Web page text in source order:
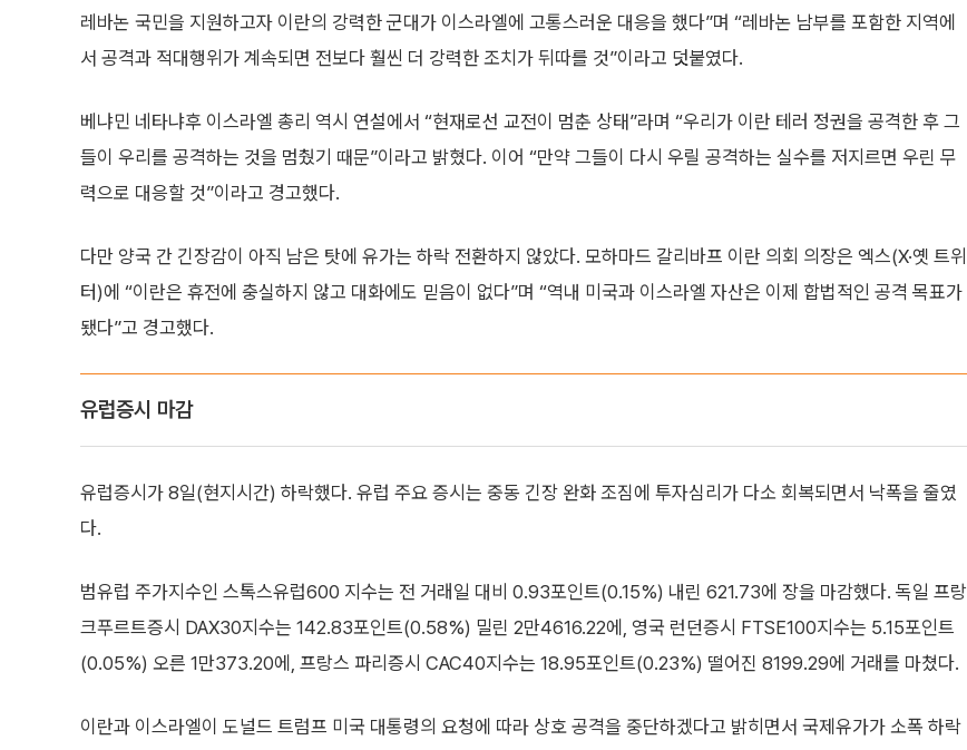
레바논 국민을 지원하고자 이란의 강력한 군대가 이스라엘에 고통스러운 대응을 했다”며 “레바논 남부를 포함한 지역에
서 공격과 적대행위가 계속되면 전보다 훨씬 더 강력한 조치가 뒤따를 것”이라고 덧붙였다.
베냐민 네타냐후 이스라엘 총리 역시 연설에서 “현재로선 교전이 멈춘 상태”라며 “우리가 이란 테러 정권을 공격한 후 그
들이 우리를 공격하는 것을 멈췄기 때문”이라고 밝혔다. 이어 “만약 그들이 다시 우릴 공격하는 실수를 저지르면 우린 무
력으로 대응할 것”이라고 경고했다.
다만 양국 간 긴장감이 아직 남은 탓에 유가는 하락 전환하지 않았다. 모하마드 갈리바프 이란 의회 의장은 엑스(X·옛 트위
터)에 “이란은 휴전에 충실하지 않고 대화에도 믿음이 없다”며 “역내 미국과 이스라엘 자산은 이제 합법적인 공격 목표가
됐다”고 경고했다.
유럽증시 마감
유럽증시가 8일(현지시간) 하락했다. 유럽 주요 증시는 중동 긴장 완화 조짐에 투자심리가 다소 회복되면서 낙폭을 줄였
다.
범유럽 주가지수인 스톡스유럽600 지수는 전 거래일 대비 0.93포인트(0.15%) 내린 621.73에 장을 마감했다. 독일 프랑
크푸르트증시 DAX30지수는 142.83포인트(0.58%) 밀린 2만4616.22에, 영국 런던증시 FTSE100지수는 5.15포인트
(0.05%) 오른 1만373.20에, 프랑스 파리증시 CAC40지수는 18.95포인트(0.23%) 떨어진 8199.29에 거래를 마쳤다.
이란과 이스라엘이 도널드 트럼프 미국 대통령의 요청에 따라 상호 공격을 중단하겠다고 밝히면서 국제유가가 소폭 하락